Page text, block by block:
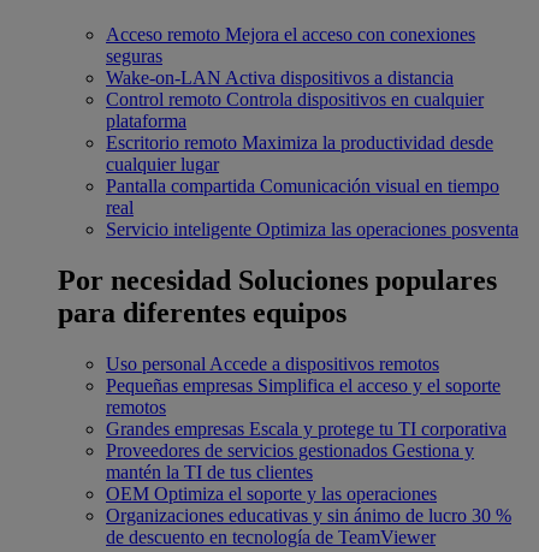
Acceso remoto Mejora el acceso con conexiones
seguras
Wake-on-LAN Activa dispositivos a distancia
Control remoto Controla dispositivos en cualquier
plataforma
Escritorio remoto Maximiza la productividad desde
cualquier lugar
Pantalla compartida Comunicación visual en tiempo
real
Servicio inteligente Optimiza las operaciones posventa
Por necesidad Soluciones populares
para diferentes equipos
Uso personal Accede a dispositivos remotos
Pequeñas empresas Simplifica el acceso y el soporte
remotos
Grandes empresas Escala y protege tu TI corporativa
Proveedores de servicios gestionados Gestiona y
mantén la TI de tus clientes
OEM Optimiza el soporte y las operaciones
Organizaciones educativas y sin ánimo de lucro 30 %
de descuento en tecnología de TeamViewer